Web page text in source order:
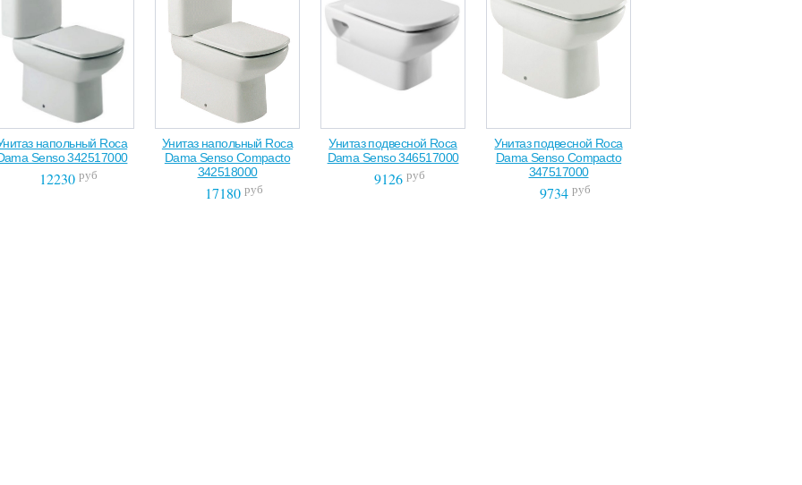
напольный Roca
Senso 342517000
12230 руб
Унитаз напольный Roca
Dama Senso Compacto
342518000
17180 руб
Унитаз подвесной Roca
Dama Senso 346517000
9126 руб
Унитаз подвесной Roca
Dama Senso Compacto
347517000
9734 руб